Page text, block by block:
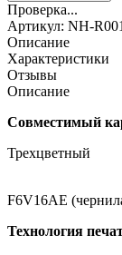
Проверка...
Артикул: NH-
Описание
Характеристики
Отзывы
Описание
Совместимый
Трехцветный
F6V16AE
Технология